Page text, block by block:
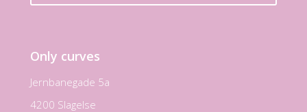
Only curves
Jernbanegade 5a
4200 Slagelse